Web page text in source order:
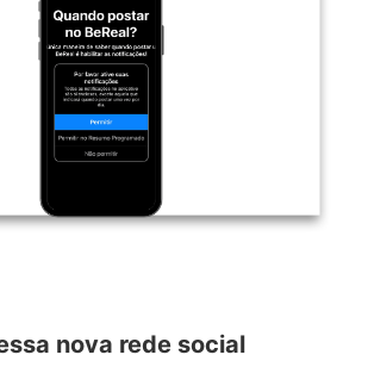
nova rede social